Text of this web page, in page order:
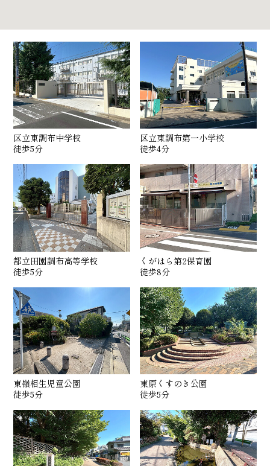
区立東調布中学校
徒歩5分
区立東調布第一小学校
徒歩4分
都立田園調布高等学校
徒歩5分
くがはら第2保育園
徒歩8分
東嶺相生児童公園
徒歩5分
東原くすのき公園
徒歩5分